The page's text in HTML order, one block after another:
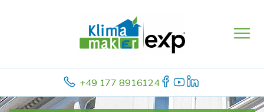
+49 177 8916124